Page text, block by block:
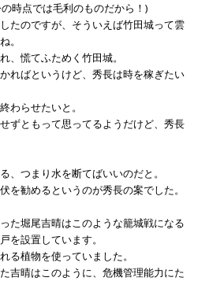
時点では毛利のものだから！)
たのですが、そういえば竹田城って雲
。
、慌てふためく竹田城。
ればというけど、秀長は時を稼ぎたい
わらせたいと。
ずともって思ってるようだけど、秀長
、つまり水を断てばいいのだと。
を勧めるというのが秀長の案でした。
た堀尾吉晴はこのような籠城戦になる
を設置しています。
植物を使っていました。
吉晴はこのように、危機管理能力にた